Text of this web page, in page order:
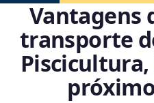
Vantagens
transporte
Piscicultura,